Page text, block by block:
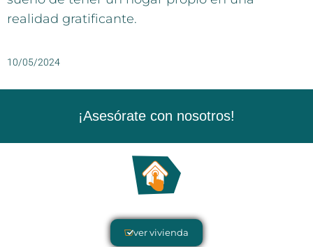
realidad gratificante.
10/05/2024
¡Asesórate con nosotros!
ver vivienda